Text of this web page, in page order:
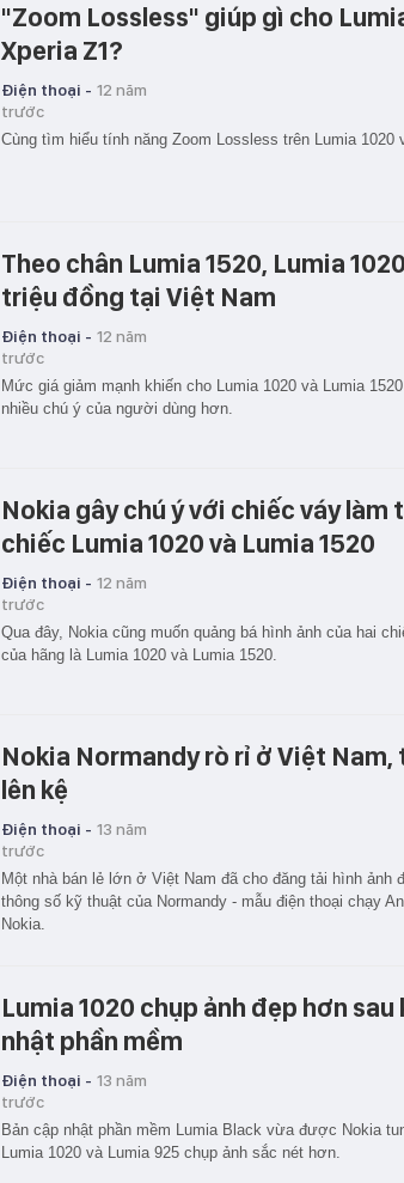
"Zoom Lossless" giúp gì cho
Xperia Z1?
Điện thoại - 12 năm
trước
Cùng tìm hiểu tính năng Zoom Lossless trên Lumia 1020
Theo chân Lumia 1520, Lumia
triệu đồng tại Việt Nam
Điện thoại - 12 năm
trước
Mức giá giảm mạnh khiến cho Lumia 1020 và Lumia
nhiều chú ý của người dùng hơn.
Nokia gây chú ý với chiếc váy làm
chiếc Lumia 1020 và Lumia 1520
Điện thoại - 12 năm
trước
Qua đây, Nokia cũng muốn quảng bá hình ảnh của hai
của hãng là Lumia 1020 và Lumia 1520.
Nokia Normandy rò rỉ ở Việt Nam,
lên kệ
Điện thoại - 13 năm
trước
Một nhà bán lẻ lớn ở Việt Nam đã cho đăng tải hình ảnh
thông số kỹ thuật của Normandy - mẫu điện thoại chạy
Nokia.
Lumia 1020 chụp ảnh đẹp hơn sau
nhật phần mềm
Điện thoại - 13 năm
trước
Bản cập nhật phần mềm Lumia Black vừa được Nokia
Lumia 1020 và Lumia 925 chụp ảnh sắc nét hơn.